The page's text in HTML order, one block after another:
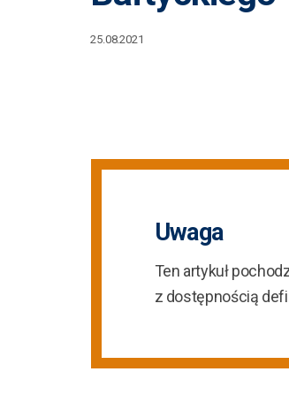
25.08.2021
Uwaga
Ten artykuł
z dostępnością